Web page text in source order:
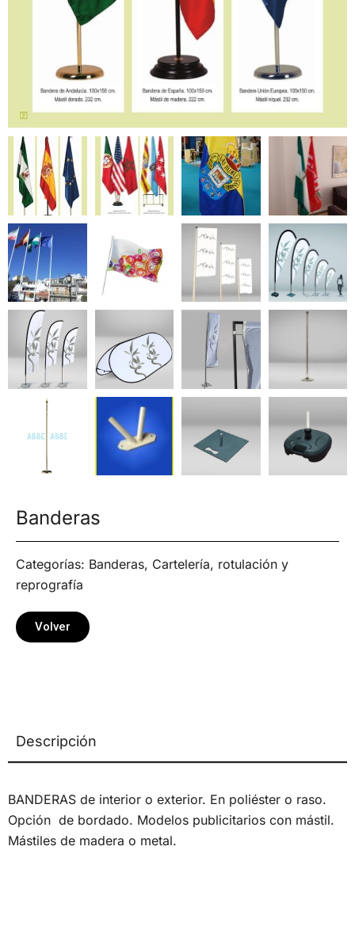
Banderas
Categorías: Banderas, Cartelería, rotulación y
reprografía
Volver
Descripción
BANDERAS de interior o exterior. En poliéster o raso.
Opción de bordado. Modelos publicitarios con mástil.
Mástiles de madera o metal.